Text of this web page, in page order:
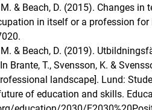
& Beach, D. (2015). Changes
in itself or a profession
& Beach, D. (2019).
Brante, T., Svensson, K. &
landscape]. Lund:
of education and skills.